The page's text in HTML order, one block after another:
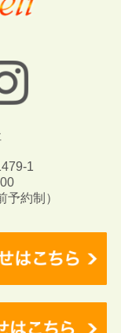
1
約制）